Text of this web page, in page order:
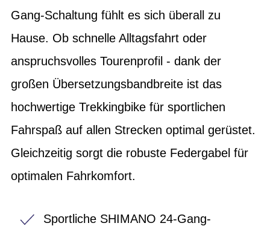
Gang-Schaltung fühlt es sich überall zu
Hause. Ob schnelle Alltagsfahrt oder
anspruchsvolles Tourenprofil - dank der
großen Übersetzungsbandbreite ist das
hochwertige Trekkingbike für sportlichen
Fahrspaß auf allen Strecken optimal gerüstet.
Gleichzeitig sorgt die robuste Federgabel für
optimalen Fahrkomfort.
Sportliche SHIMANO 24-Gang-